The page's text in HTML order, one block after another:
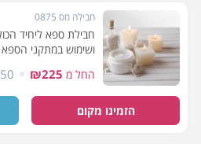
חבילה מס 0875
ושימוש במתקני הספא
החל מ ₪225 50 דקות
הזמינו מקום